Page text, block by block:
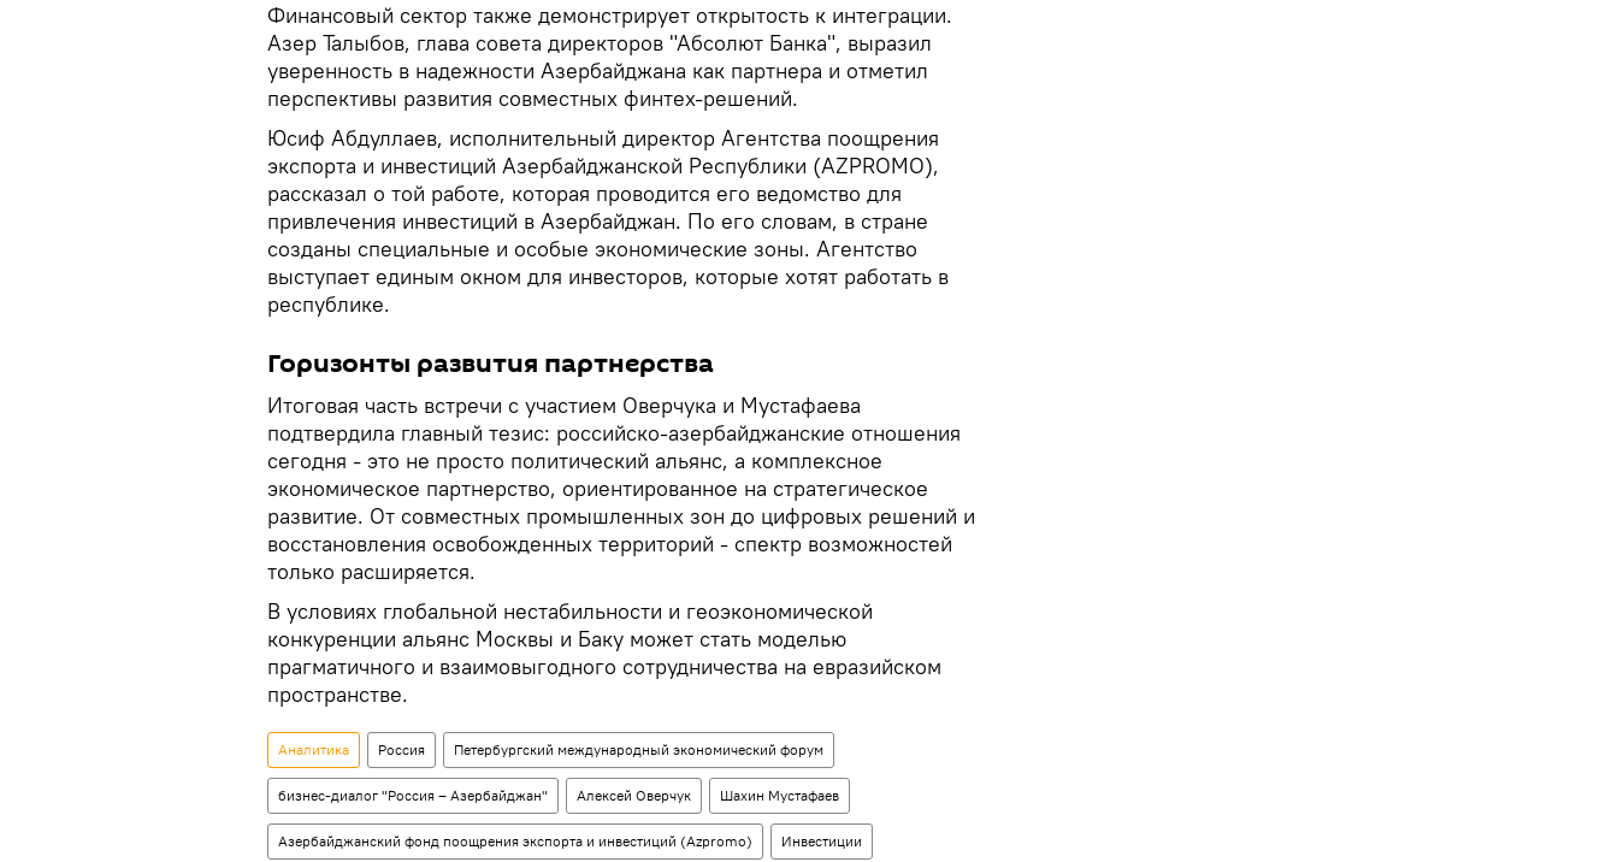
Финансовый сектор также демонстрирует открытость к интеграции.
Азер Талыбов, глава совета директоров "Абсолют Банка", выразил
уверенность в надежности Азербайджана как партнера и отметил
перспективы развития совместных финтех-решений.
Юсиф Абдуллаев, исполнительный директор Агентства поощрения
экспорта и инвестиций Азербайджанской Республики (AZPROMO),
рассказал о той работе, которая проводится его ведомство для
привлечения инвестиций в Азербайджан. По его словам, в стране
созданы специальные и особые экономические зоны. Агентство
выступает единым окном для инвесторов, которые хотят работать в
республике.
Горизонты развития партнерства
Итоговая часть встречи с участием Оверчука и Мустафаева
подтвердила главный тезис: российско-азербайджанские отношения
сегодня - это не просто политический альянс, а комплексное
экономическое партнерство, ориентированное на стратегическое
развитие. От совместных промышленных зон до цифровых решений и
восстановления освобожденных территорий - спектр возможностей
только расширяется.
В условиях глобальной нестабильности и геоэкономической
конкуренции альянс Москвы и Баку может стать моделью
прагматичного и взаимовыгодного сотрудничества на евразийском
пространстве.
Аналитика Россия Петербургский международный экономический форум
бизнес-диалог "Россия – Азербайджан" Алексей Оверчук Шахин Мустафаев
Азербайджанский фонд поощрения экспорта и инвестиций (Azpromo) Инвестиции